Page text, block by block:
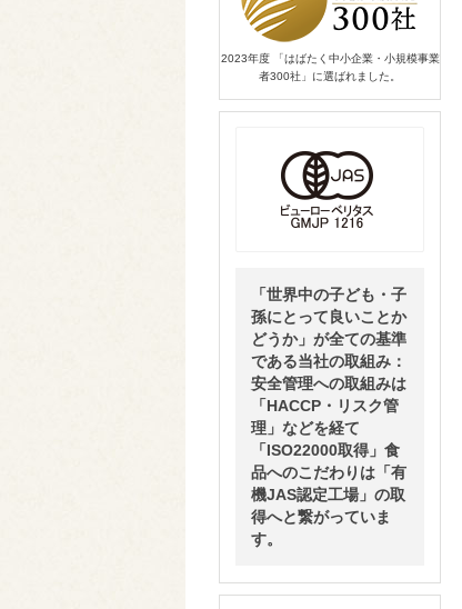
2023年度 「はばたく中小企業・小規模事業
者300社」に選ばれました。
「世界中の子ども・子
孫にとって良いことか
どうか」が全ての基準
である当社の取組み：
安全管理への取組みは
「HACCP・リスク管
理」などを経て
「ISO22000取得」食
品へのこだわりは「有
機JAS認定工場」の取
得へと繋がっていま
す。